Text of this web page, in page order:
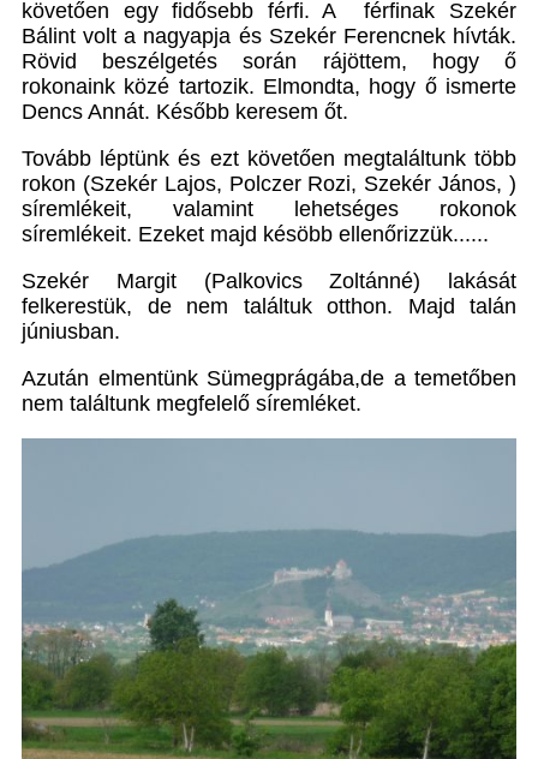
követően egy fidősebb férfi. A férfinak Szekér
Bálint volt a nagyapja és Szekér Ferencnek hívták.
Rövid beszélgetés során rájöttem, hogy ő
rokonaink közé tartozik. Elmondta, hogy ő ismerte
Dencs Annát. Később keresem őt.
Tovább léptünk és ezt követően megtaláltunk több
rokon (Szekér Lajos, Polczer Rozi, Szekér János, )
síremlékeit, valamint lehetséges rokonok
síremlékeit. Ezeket majd késöbb ellenőrizzük......
Szekér Margit (Palkovics Zoltánné) lakását
felkerestük, de nem találtuk otthon. Majd talán
júniusban.
Azután elmentünk Sümegprágába,de a temetőben
nem találtunk megfelelő síremléket.